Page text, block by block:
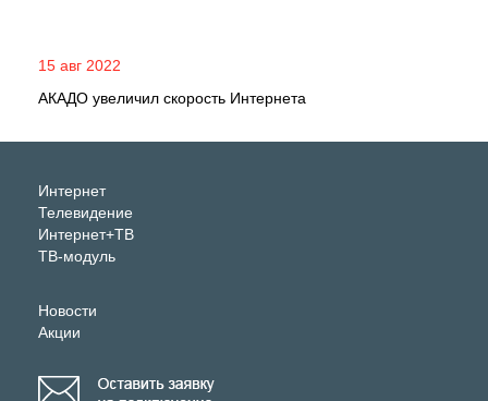
15 авг 2022
АКАДО увеличил скорость Интернета
Интернет
Телевидение
Интернет+ТВ
ТВ-модуль
Новости
Акции